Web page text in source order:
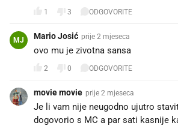
1 3 ODGOVORITE
MJ Mario Josić prije 2 mjeseca
ovo mu je zivotna sansa
2 0 ODGOVORITE
movie movie prije 2 mjeseca
Je li vam nije neugodno ujutro
dogovorio s MC a par sati kasnije